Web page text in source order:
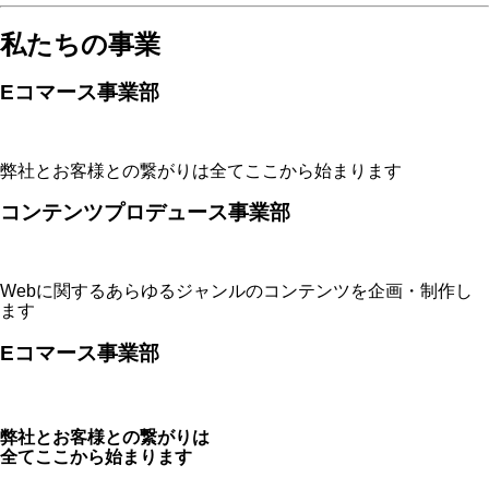
私たちの事業
Eコマース事業部
弊社とお客様との繋がりは全てここから始まります
コンテンツプロデュース事業部
Webに関するあらゆるジャンルのコンテンツを企画・制作し
ます
Eコマース事業部
弊社とお客様との繋がりは
全てここから始まります